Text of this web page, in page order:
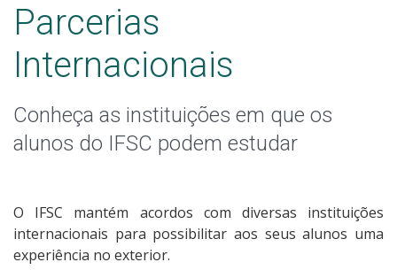
Informações Úteis
Parcerias
Internacionais
Conheça as instituições em que os
alunos do IFSC podem estudar
O IFSC mantém acordos com diversas instituições
internacionais para possibilitar aos seus alunos uma
experiência no exterior.